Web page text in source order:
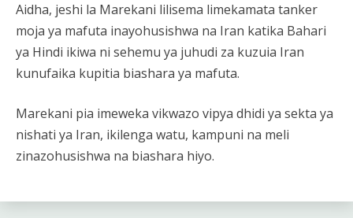
Aidha, jeshi la Marekani lilisema limekamata tanker
moja ya mafuta inayohusishwa na Iran katika Bahari
ya Hindi ikiwa ni sehemu ya juhudi za kuzuia Iran
kunufaika kupitia biashara ya mafuta.
Marekani pia imeweka vikwazo vipya dhidi ya sekta ya
nishati ya Iran, ikilenga watu, kampuni na meli
zinazohusishwa na biashara hiyo.